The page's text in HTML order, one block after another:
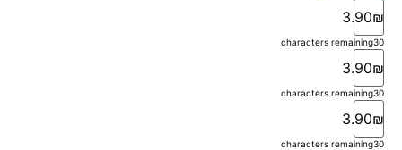
3.90₪
30
characters remaining
3.90₪
30
characters remaining
3.90₪
30
characters remaining